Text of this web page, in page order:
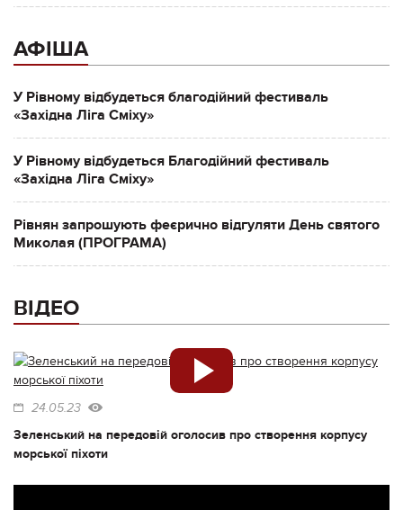
АФІША
У Рівному відбудеться благодійний фестиваль
«Західна Ліга Сміху»
У Рівному відбудеться Благодійний фестиваль
«Західна Ліга Сміху»
Рівнян запрошують феєрично відгуляти День святого
Миколая (ПРОГРАМА)
ВІДЕО
24.05.23
Зеленський на передовій оголосив про створення корпусу
морської піхоти